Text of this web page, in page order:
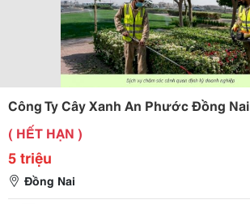
Công Ty Cây Xanh An Phước Đồng Nai
( HẾT HẠN )
5 triệu
Đồng Nai